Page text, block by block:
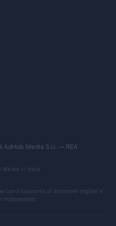
Media S.r.l. — REA
Media — Italia
con il supporto di strumenti digitali e
indipendenti.